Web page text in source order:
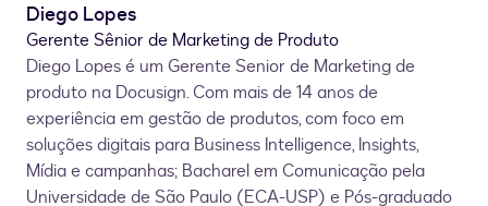
Diego Lopes
Gerente Sênior de Marketing de Produto
Diego Lopes é um Gerente Senior de Marketing de
produto na Docusign. Com mais de 14 anos de
experiência em gestão de produtos, com foco em
soluções digitais para Business Intelligence, Insights,
Mídia e campanhas; Bacharel em Comunicação pela
Universidade de São Paulo (ECA-USP) e Pós-graduado